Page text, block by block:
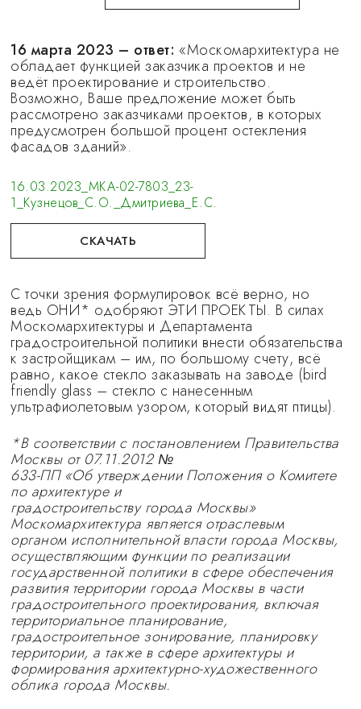
16 марта 2023 – ответ: «Москомархитектура не
обладает функцией заказчика проектов и не
ведёт проектирование и строительство.
Возможно, Ваше предложение может быть
рассмотрено заказчиками проектов, в которых
предусмотрен большой процент остекления
фасадов зданий».
16.03.2023_МКА-02-7803_23-
1_Кузнецов_С.О._Дмитриева_Е.С.
СКАЧАТЬ
С точки зрения формулировок всё верно, но
ведь ОНИ* одобряют ЭТИ ПРОЕКТЫ. В силах
Москомархитектуры и Департамента
градостроительной политики внести обязательства
к застройщикам – им, по большому счету, всё
равно, какое стекло заказывать на заводе (bird
friendly glass – стекло с нанесенным
ультрафиолетовым узором, который видят птицы).
*В соответствии с постановлением Правительства
Москвы от 07.11.2012 №
633-ПП «Об утверждении Положения о Комитете
по архитектуре и
градостроительству города Москвы»
Москомархитектура является отраслевым
органом исполнительной власти города Москвы,
осуществляющим функции по реализации
государственной политики в сфере обеспечения
развития территории города Москвы в части
градостроительного проектирования, включая
территориальное планирование,
градостроительное зонирование, планировку
территории, а также в сфере архитектуры и
формирования архитектурно-художественного
облика города Москвы.